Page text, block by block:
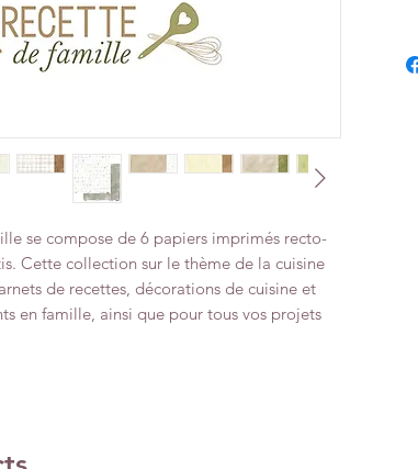
se compose de 6 papiers imprimés recto-
Cette collection sur le thème de la cuisine
de recettes, décorations de cuisine et
en famille, ainsi que pour tous vos projets